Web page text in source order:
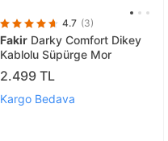
4.7 (3)
Fakir Darky Comfort Dikey
Kablolu Süpürge Mor
2.499 TL
Kargo Bedava